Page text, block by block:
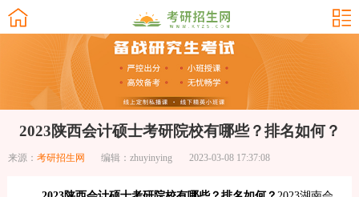
2023陕西会计硕士考研院校有哪些？排名如何？
来源： 考研招生网 编辑：zhuyinying 2023-03-08 17:37:08